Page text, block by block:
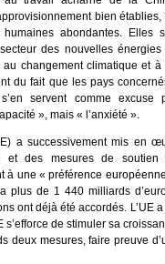
bien
abondantes. Elles
des nouvelles
changement climatique et
du fait que les pays
servent comme excuse
», mais « l’anxiété ».
a successivement mis en
et des mesures de
une « préférence
plus de 1 440 milliards
ont déjà été accordés. L’UE
de stimuler sa
deux mesures, faire preuve